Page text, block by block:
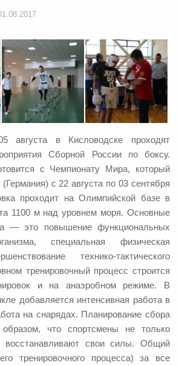
в Кисловодске проходят
Сборной России по боксу.
с Чемпионату Мира, который
с 22 августа по 03 сентября
проходит на Олимпийской базе в
1100 м над уровнем моря. Основные
— это повышение функциональных
специальная физическая
технико-тактического
тренировочный процесс строится
и на анаэробном режиме. В
добавляется интенсивная работа в
на снарядах. Планирование сбора
образом, что спортсмены не только
восстанавливают свои силы. Общий
тренировочного процесса) за все